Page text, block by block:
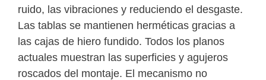
ruido, las vibraciones y reduciendo el desgaste.
Las tablas se mantienen herméticas gracias a
las cajas de hiero fundido. Todos los planos
actuales muestran las superficies y agujeros
roscados del montaje. El mecanismo no